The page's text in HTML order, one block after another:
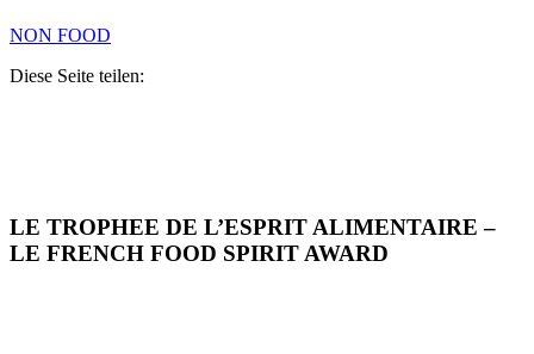
NON FOOD
Diese Seite teilen:
LE TROPHEE DE L’ESPRIT ALIMENTAIRE –
LE FRENCH FOOD SPIRIT AWARD